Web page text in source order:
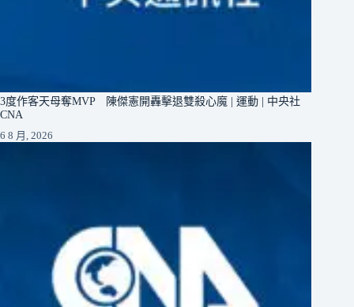
3度作客天母奪MVP 陳傑憲開轟擊退雙殺心魔 | 運動 | 中央社
CNA
6 8 月, 2026